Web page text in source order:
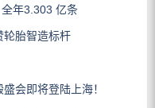
年3.303 亿条
轮胎智造标杆
会即将登陆上海！